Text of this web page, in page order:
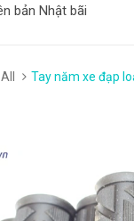
bản Nhật bãi
All Tay năm xe đạp